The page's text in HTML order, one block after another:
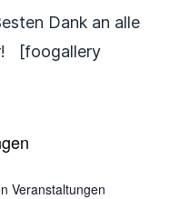
Dank an alle
[foogallery
Veranstaltungen